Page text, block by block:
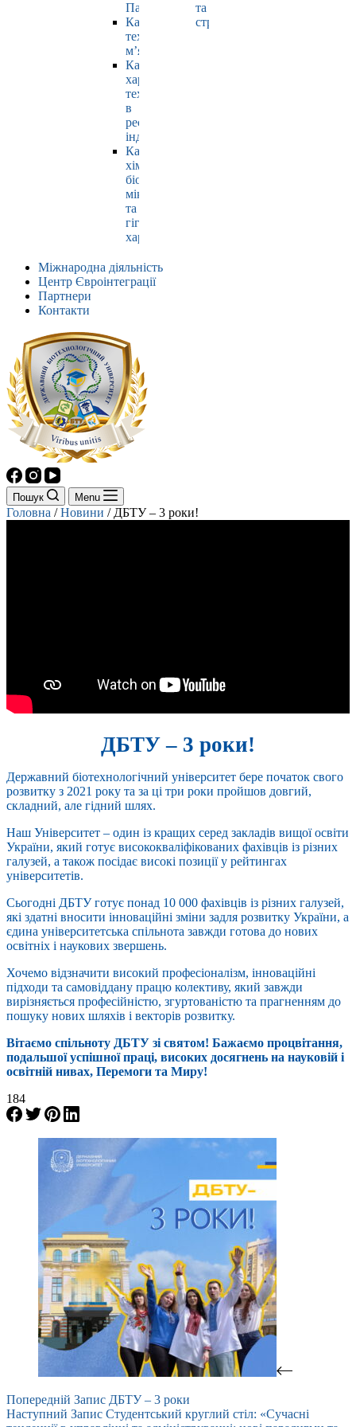
Павлюк
Кафедра
технології
м’яса
Кафедра
харчових
технологій
в
ресторанній
індустрії
Кафедра
хімії,
біохімії,
мікробіології
та
гігієни
харчування
та
страхування
Міжнародна діяльність
Центр Євроінтеграції
Партнери
Контакти
Пошук Menu
Головна /Новини / ДБТУ – 3 роки!
ДБТУ – 3 роки!
Державний біотехнологічний університет бере початок свого
розвитку з 2021 року та за ці три роки пройшов довгий,
складний, але гідний шлях.
Наш Університет – один із кращих серед закладів вищої освіти
України, який готує висококваліфікованих фахівців із різних
галузей, а також посідає високі позиції у рейтингах
університетів.
Сьогодні ДБТУ готує понад 10 000 фахівців із різних галузей,
які здатні вносити інноваційні зміни задля розвитку України, а
єдина університетська спільнота завжди готова до нових
освітніх і наукових звершень.
Хочемо відзначити високий професіоналізм, інноваційні
підходи та самовіддану працю колективу, який завжди
вирізняється професійністю, згуртованістю та прагненням до
пошуку нових шляхів і векторів розвитку.
Вітаємо спільноту ДБТУ зі святом! Бажаємо процвітання,
подальшої успішної праці, високих досягнень на науковій і
освітній нивах, Перемоги та Миру!
184
Попередній Запис ДБТУ – 3 роки
Наступний Запис Студентський круглий стіл: «Сучасні